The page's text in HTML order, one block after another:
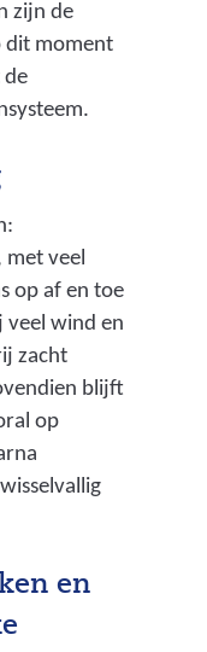
zijn de
dit moment
de
veel
op af en toe
veel wind en
zacht
blijft
op
en